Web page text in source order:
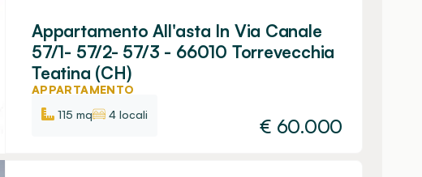
Appartamento All'asta In Via Canale
57/1- 57/2- 57/3 - 66010 Torrevecchia
Teatina (CH)
APPARTAMENTO
115 mq
4 locali
€ 60.000